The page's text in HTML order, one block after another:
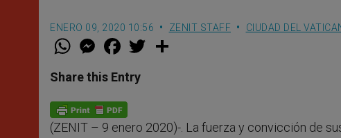
ENERO 09, 2020 10:56 ZENIT STAFF CIUDAD DEL
W
t
s
p
p
M
e
s
e
g
e
F
a
e
b
o
k
w
Share this Entry
(ZENIT – 9 enero 2020)-. La fuerza y convicción de